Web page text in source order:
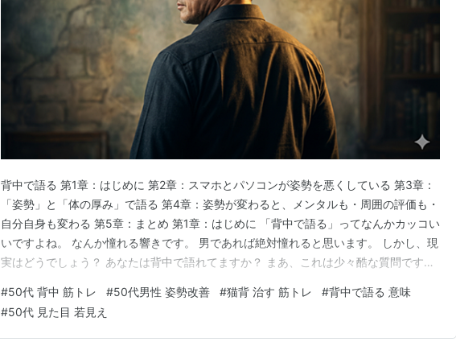
背中で語る 第1章：はじめに 第2章：スマホとパソコンが姿勢を悪くしている 第3章：
「姿勢」と「体の厚み」で語る 第4章：姿勢が変わると、メンタルも・周囲の評価も・
自分自身も変わる 第5章：まとめ 第1章：はじめに 「背中で語る」ってなんかカッコい
いですよね。 なんか憧れる響きです。 男であれば絶対憧れると思います。 しかし、現
実はどうでしょう？ あなたは背中で語れてますか？ まあ、これは少々酷な質問です
ん。 そんなカッコいいヤツがゴロゴロいてもイヤですけどね。 滅多にいないから価値
があるってもんです。 ここまでの話…
#50代 背中 筋トレ #50代男性 姿勢改善 #猫背 治す 筋トレ #背中で語る 意味
#50代 見た目 若見え